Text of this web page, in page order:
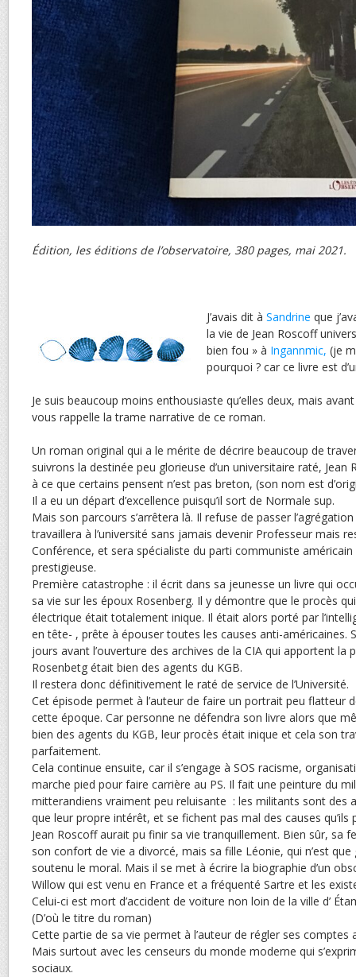
Édition, les éditions de l’observatoire, 380 pages, mai 2021.
J’avais dit à Sandrine que
la vie de Jean Roscoff
bien fou » à Ingannmic, (je
pourquoi ? car ce livre est
Je suis beaucoup moins enthousiaste qu’elles deux, mais
vous rappelle la trame narrative de ce roman.
Un roman original qui a le mérite de décrire beaucoup de
suivrons la destinée peu glorieuse d’un universitaire raté,
à ce que certains pensent n’est pas breton, (son nom est
Il a eu un départ d’excellence puisqu’il sort de Normale sup.
Mais son parcours s’arrêtera là. Il refuse de passer
travaillera à l’université sans jamais devenir Professeur mais
Conférence, et sera spécialiste du parti communiste
prestigieuse.
Première catastrophe : il écrit dans sa jeunesse un livre qui
sa vie sur les époux Rosenberg. Il y démontre que le procès
électrique était totalement inique. Il était alors porté par
en tête- , prête à épouser toutes les causes anti-américaines.
jours avant l’ouverture des archives de la CIA qui apportent la
Rosenbetg était bien des agents du KGB.
Il restera donc définitivement le raté de service de l’Université.
Cet épisode permet à l’auteur de faire un portrait peu flatteur
cette époque. Car personne ne défendra son livre alors que
bien des agents du KGB, leur procès était inique et cela son
parfaitement.
Cela continue ensuite, car il s’engage à SOS racisme,
marche pied pour faire carrière au PS. Il fait une peinture du
mitterandiens vraiment peu reluisante : les militants sont des
que leur propre intérêt, et se fichent pas mal des causes qu’ils
Jean Roscoff aurait pu finir sa vie tranquillement. Bien sûr, sa
son confort de vie a divorcé, mais sa fille Léonie, qui n’est
soutenu le moral. Mais il se met à écrire la biographie d’un
Willow qui est venu en France et a fréquenté Sartre et les
Celui-ci est mort d’accident de voiture non loin de la ville d’
(D’où le titre du roman)
Cette partie de sa vie permet à l’auteur de régler ses comptes
Mais surtout avec les censeurs du monde moderne qui
sociaux.